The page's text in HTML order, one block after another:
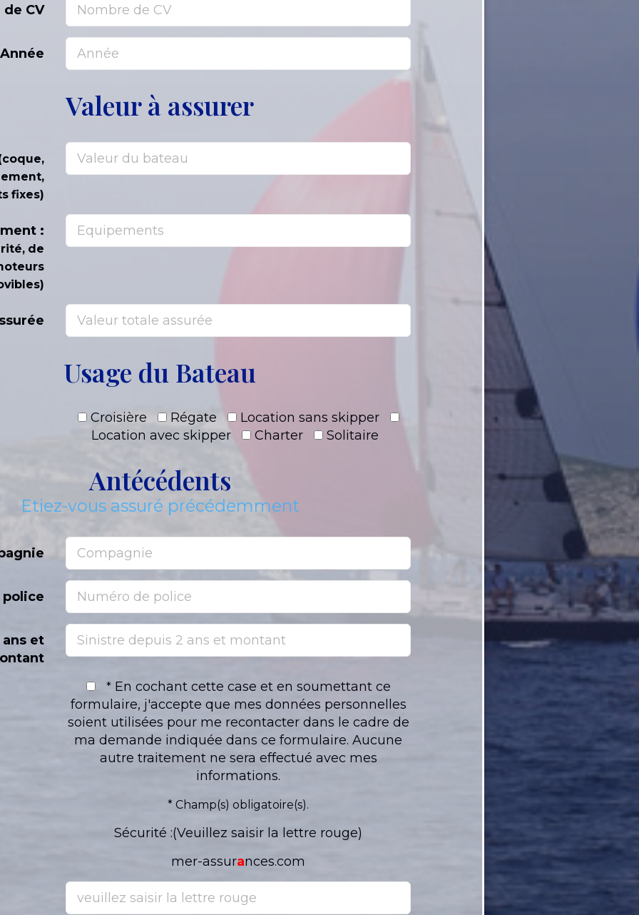
CV
Année
Valeur à assurer
fixes)
:
de
Usage du Bateau
Croisière Régate
Location sans skipper
Location avec skipper
Charter Solitaire
Antécédents
Etiez-vous assuré précédemment
et
*En cochant cette case et en soumettant ce
formulaire, j'accepte que mes données personnelles
soient utilisées pour me recontacter dans le cadre de
ma demande indiquée dans ce formulaire. Aucune
autre traitement ne sera effectué avec mes
informations.
* Champ(s) obligatoire(s).
Sécurité :(Veuillez saisir la lettre rouge)
mer-assurances.com